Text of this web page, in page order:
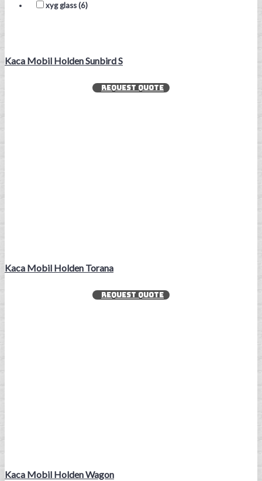
xyg glass (6)
Kaca Mobil Holden Sunbird S
REQUEST QUOTE
Kaca Mobil Holden Torana
REQUEST QUOTE
Kaca Mobil Holden Wagon